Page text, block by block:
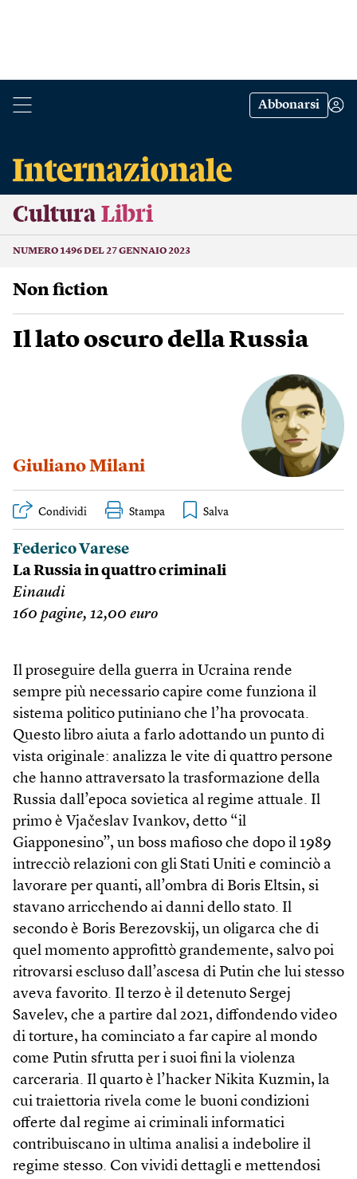
Abbonarsi
Cultura Libri
NUMERO 1496 DEL 27 GENNAIO 2023
Non fiction
Il lato oscuro della Russia
Giuliano Milani
Condividi Stampa
Federico Varese
La Russia in quattro criminali
Einaudi
160 pagine, 12,00 euro
Il proseguire della guerra in Ucraina rende
sempre più necessario capire come funziona il
sistema politico putiniano che l’ha provocata.
Questo libro aiuta a farlo adottando un punto di
vista originale: analizza le vite di quattro persone
che hanno attraversato la trasformazione della
Russia dall’epoca sovietica al regime attuale. Il
primo è Vjačeslav Ivankov, detto “il
Giapponesino”, un boss mafioso che dopo il 1989
intrecciò relazioni con gli Stati Uniti e cominciò a
lavorare per quanti, all’ombra di Boris Eltsin, si
stavano arricchendo ai danni dello stato. Il
secondo è Boris Berezovskij, un oligarca che di
quel momento approfittò grandemente, salvo poi
ritrovarsi escluso dall’ascesa di Putin che lui stesso
aveva favorito. Il terzo è il detenuto Sergej
Savelev, che a partire dal 2021, diffondendo video
di torture, ha cominciato a far capire al mondo
come Putin sfrutta per i suoi fini la violenza
carceraria. Il quarto è l’hacker Nikita Kuzmin, la
cui traiettoria rivela come le buoni condizioni
offerte dal regime ai criminali informatici
contribuiscano in ultima analisi a indebolire il
regime stesso. Con vividi dettagli e mettendosi